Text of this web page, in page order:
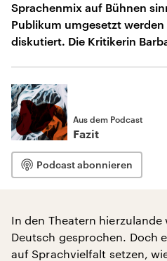
Sprachenmix auf Bühnen
Publikum umgesetzt
diskutiert. Die Kritikerin
Aus dem Podcast
Fazit
Podcast abonnieren
In den Theatern
Deutsch gesprochen. Doch
auf Sprachvielfalt setzen,